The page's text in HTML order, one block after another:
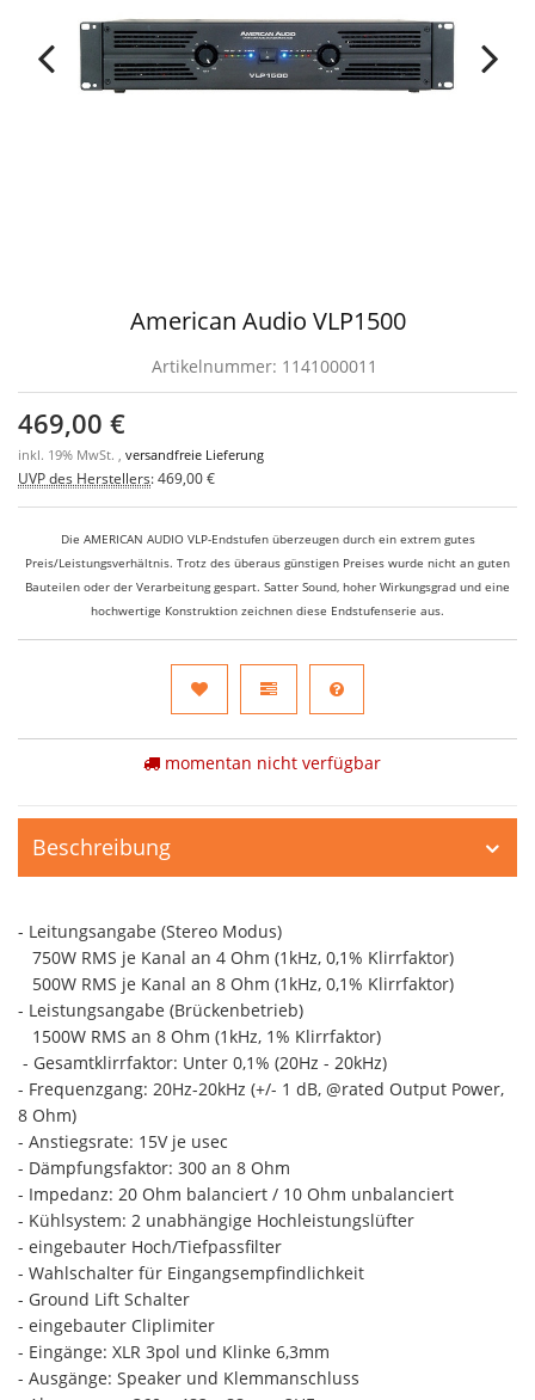
American Audio VLP1500
Artikelnummer: 1141000011
469,00 €
inkl. 19% MwSt. , versandfreie Lieferung
UVP des Herstellers:469,00 €
Die AMERICAN AUDIO VLP-Endstufen überzeugen durch ein extrem gutes
Preis/Leistungsverhältnis. Trotz des überaus günstigen Preises wurde nicht an guten
Bauteilen oder der Verarbeitung gespart. Satter Sound, hoher Wirkungsgrad und eine
hochwertige Konstruktion zeichnen diese Endstufenserie aus.
momentan nicht verfügbar
Beschreibung
- Leitungsangabe (Stereo Modus)
750W RMS je Kanal an 4 Ohm (1kHz, 0,1% Klirrfaktor)
500W RMS je Kanal an 8 Ohm (1kHz, 0,1% Klirrfaktor)
- Leistungsangabe (Brückenbetrieb)
1500W RMS an 8 Ohm (1kHz, 1% Klirrfaktor)
- Gesamtklirrfaktor: Unter 0,1% (20Hz - 20kHz)
- Frequenzgang: 20Hz-20kHz (+/- 1 dB, @rated Output Power,
8 Ohm)
- Anstiegsrate: 15V je usec
- Dämpfungsfaktor: 300 an 8 Ohm
- Impedanz: 20 Ohm balanciert / 10 Ohm unbalanciert
- Kühlsystem: 2 unabhängige Hochleistungslüfter
- eingebauter Hoch/Tiefpassfilter
- Wahlschalter für Eingangsempfindlichkeit
- Ground Lift Schalter
- eingebauter Cliplimiter
- Eingänge: XLR 3pol und Klinke 6,3mm
- Ausgänge: Speaker und Klemmanschluss